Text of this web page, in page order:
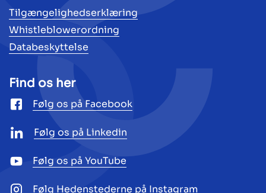
Tilgængelighedserklæring
Whistleblowerordning
Databeskyttelse
Find os her
Følg os på Facebook
Følg os på Linkedin
Følg os på YouTube
Følg Hedenstederne på Instagram